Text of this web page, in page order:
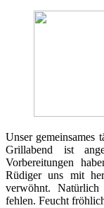
Unser gemeinsames
Grillabend ist
Vorbereitungen
Rüdiger uns mit
verwöhnt.
fehlen. Feucht